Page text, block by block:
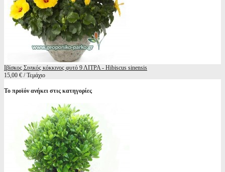
Ιβίσκος Σινικός κόκκινος φυτό 9 ΛΙΤΡΑ - Hibiscus sinensis
15,00 € / Τεμάχιο
Το προϊόν ανήκει στις κατηγορίες